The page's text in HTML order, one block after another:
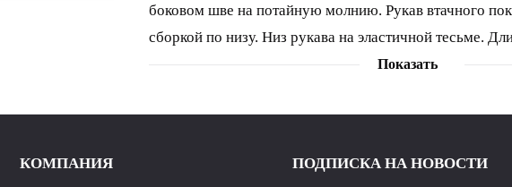
боковом шве на потайную молнию. Рукав втачного
сборкой по низу. Низ рукава на эластичной тесьме.
см, р.50-54 - 53 см. Длина рукава: р.44-48 - 61 см, 50-
Показать
КОМПАНИЯ ПОДПИСКА НА НОВОСТИ